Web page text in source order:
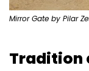
Mirror Gate by Pilar
Tradition